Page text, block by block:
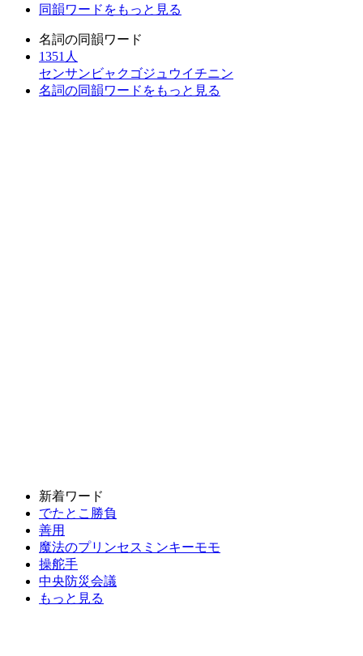
同韻ワードをもっと見る
名詞の同韻ワード
1351人
センサンビャクゴジュウイチニン
名詞の同韻ワードをもっと見る
新着ワード
でたとこ勝負
善用
魔法のプリンセスミンキーモモ
操舵手
中央防災会議
もっと見る